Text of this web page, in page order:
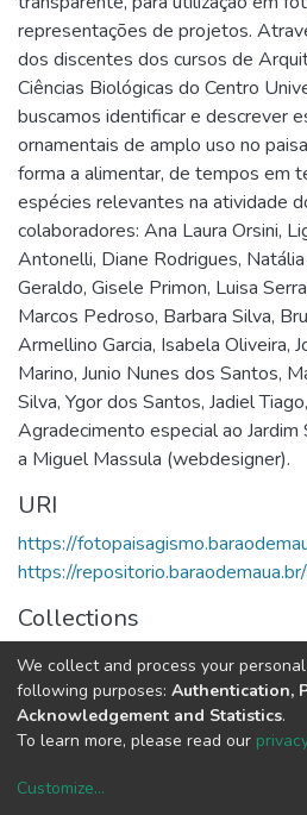
representações de projetos.
dos discentes dos cursos de
Ciências Biológicas do Centro
buscamos identificar e descrever
ornamentais de amplo uso no
forma a alimentar, de tempos em
espécies relevantes na atividade
colaboradores: Ana Laura Orsini,
Antonelli, Diane Rodrigues,
Geraldo, Gisele Primon, Luisa
Marcos Pedroso, Barbara Silva,
Armellino Garcia, Isabela Oliveira,
Marino, Junio Nunes dos Santos,
Silva, Ygor dos Santos, Jadiel
Agradecimento especial ao Jardim
a Miguel Massula (webdesigner).
URI
https://
https://
Collections
Materiais
Full item page
DSpace software copyright
We collect and process your
following purposes: Authentication,
Acknowledgement and Statistics.
To learn more, please read our
Customize...